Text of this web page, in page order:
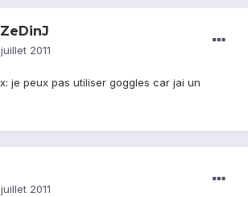
2011
je peux pas utiliser goggles car jai un
2011